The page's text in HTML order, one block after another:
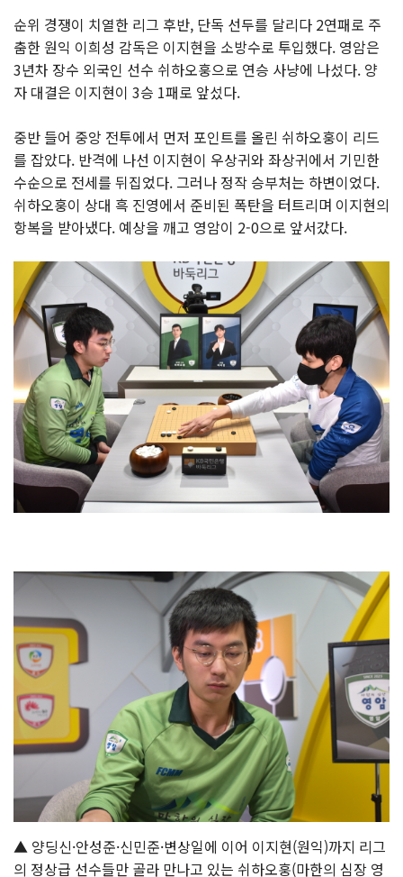
순위 경쟁이 치열한 리그 후반, 단독 선두를 달리다 2연패로 주
춤한 원익 이희성 감독은 이지현을 소방수로 투입했다. 영암은
3년차 장수 외국인 선수 쉬하오훙으로 연승 사냥에 나섰다. 양
자 대결은 이지현이 3승 1패로 앞섰다.
중반 들어 중앙 전투에서 먼저 포인트를 올린 쉬하오훙이 리드
를 잡았다. 반격에 나선 이지현이 우상귀와 좌상귀에서 기민한
수순으로 전세를 뒤집었다. 그러나 정작 승부처는 하변이었다.
쉬하오훙이 상대 흑 진영에서 준비된 폭탄을 터트리며 이지현의
항복을 받아냈다. 예상을 깨고 영암이 2-0으로 앞서갔다.
▲ 양딩신·안성준·신민준·변상일에 이어 이지현(원익)까지 리그
의 정상급 선수들만 골라 만나고 있는 쉬하오훙(마한의 심장 영